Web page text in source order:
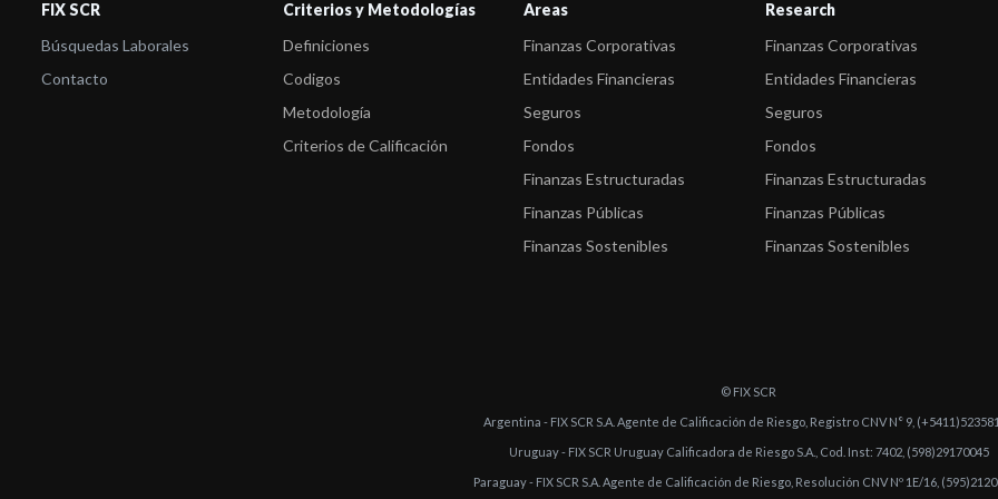
FIX SCR
Búsquedas Laborales
Contacto
Criterios y Metodologías
Definiciones
Codigos
Metodología
Criterios de Calificación
Areas
Finanzas Corporativas
Entidades Financieras
Seguros
Fondos
Finanzas Estructuradas
Finanzas Públicas
Finanzas Sostenibles
Research
Finanzas Corporativas
Entidades Financieras
Seguros
Fondos
Finanzas Estructuradas
Finanzas Públicas
Finanzas Sostenibles
© FIX SCR
Argentina - FIX SCR S.A. Agente de Calificación de Riesgo, Registro CNV N° 9,
Uruguay - FIX SCR Uruguay Calificadora de Riesgo S.A., Cod. Inst: 7402, (598)29170045
Paraguay - FIX SCR S.A. Agente de Calificación de Riesgo, Resolución CNV Nº 1E/16,